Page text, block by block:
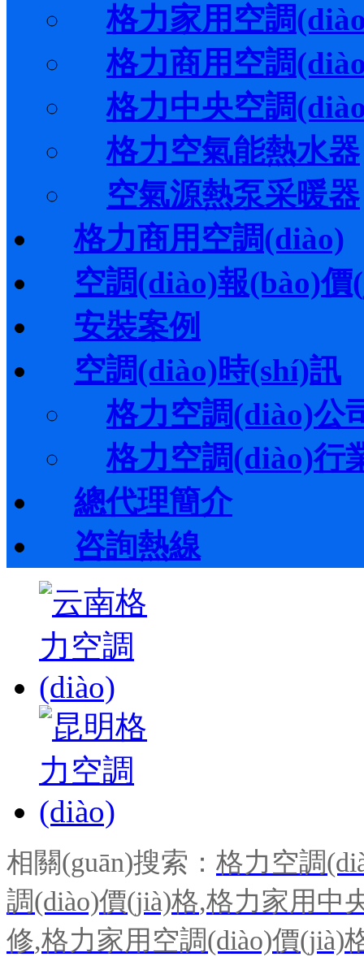
格力家用空調
格力商用空調
格力中央空調
格力空氣能熱水器
空氣源熱泵采暖器
格力商用空調(diào)
空調(diào)報(bào)
安裝案例
空調(diào)時(shí)訊
格力空調(diào)公
格力空調(diào)行
總代理簡介
咨詢熱線
相關(guān)搜索： 格力空調
調(diào)價(jià)格,格力家用中
修,格力家用空調(diào)價(jià)